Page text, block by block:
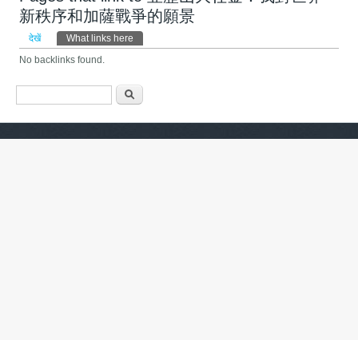
新秩序和加薩戰爭的願景
प्राथमिक टैब्स
देखें What links here
No backlinks found.